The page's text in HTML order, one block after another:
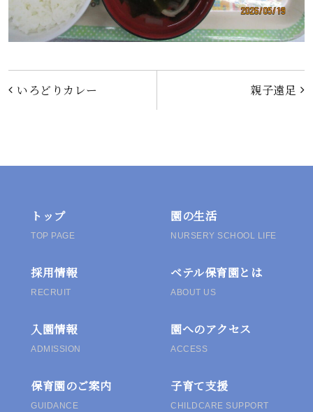
投
親子遠足
いろどりカレー
トップ
TOP PAGE
園の生活
NURSERY SCHOOL LIFE
採用情報
RECRUIT
ベテル保育園とは
ABOUT US
入園情報
ADMISSION
園へのアクセス
ACCESS
保育園のご案内
GUIDANCE
子育て支援
CHILDCARE SUPPORT